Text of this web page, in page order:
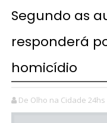
Segundo as
responderá
homicídio
De Olho na Cidade 24hs